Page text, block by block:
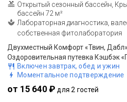
Открытый сезонный бассейн,
бассейн 72 м²
Лабораторная диагностика,
собственная фитолаборатория
Двухместный Комфорт «Твин, Дабл»
Оздоровительная путевка Кэшбэк
Включен завтрак, обед и ужин
Моментальное подтверждение
от 15 640 ₽ для 2 гостей